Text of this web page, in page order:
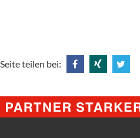
Seite teilen bei:
@
Facebook
@
Xing
@